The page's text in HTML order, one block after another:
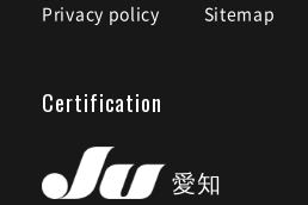
Privacy policy Sitemap
Certification